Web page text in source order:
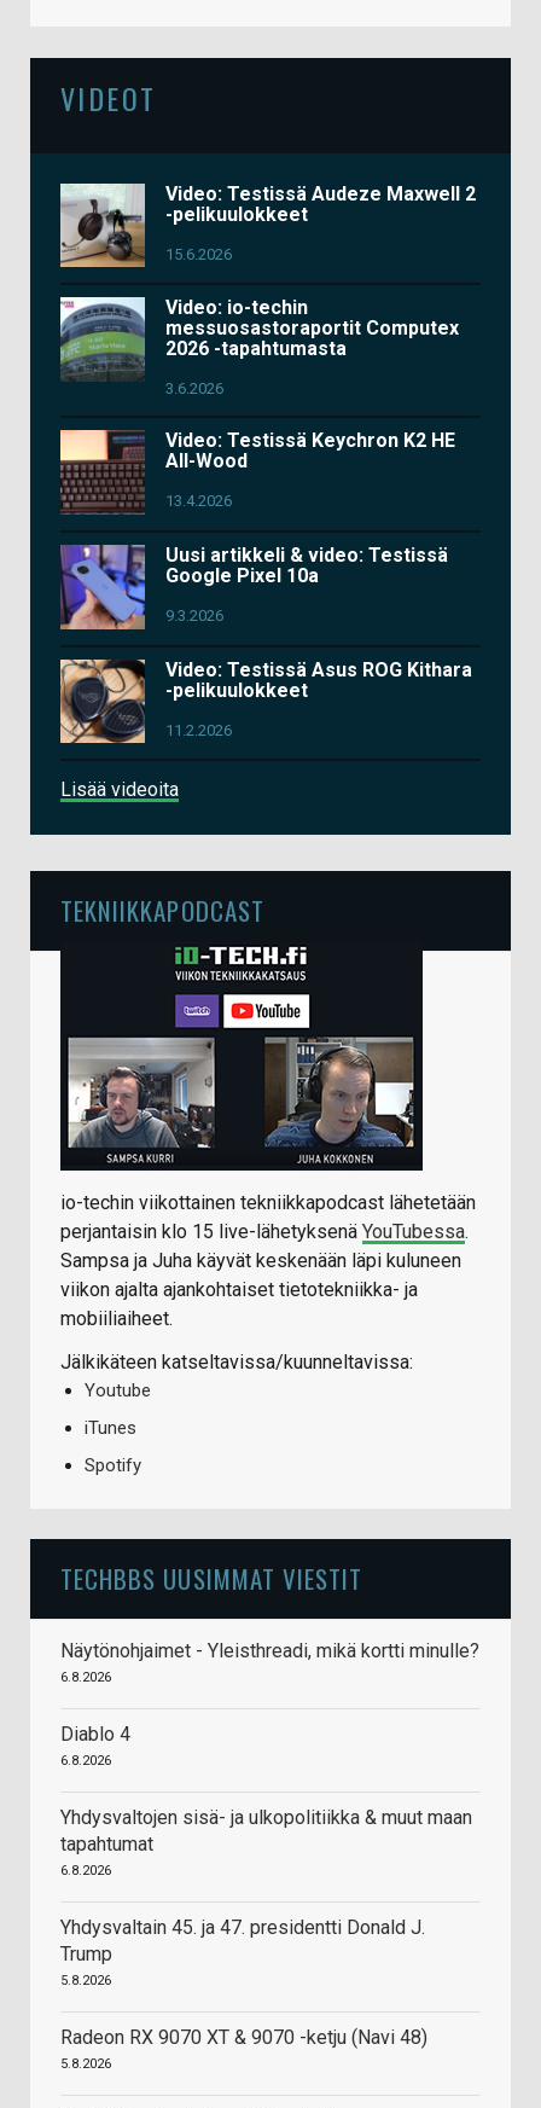
VIDEOT
Video: Testissä Audeze Maxwell 2
-pelikuulokkeet
15.6.2026
Video: io-techin
messuosastoraportit Computex
2026 -tapahtumasta
3.6.2026
Video: Testissä Keychron K2 HE
All-Wood
13.4.2026
Uusi artikkeli & video: Testissä
Google Pixel 10a
9.3.2026
Video: Testissä Asus ROG Kithara
-pelikuulokkeet
11.2.2026
Lisää videoita
TEKNIIKKAPODCAST
io-techin viikottainen tekniikkapodcast lähetetään
perjantaisin klo 15 live-lähetyksenä YouTubessa.
Sampsa ja Juha käyvät keskenään läpi kuluneen
viikon ajalta ajankohtaiset tietotekniikka- ja
mobiiliaiheet.
Jälkikäteen katseltavissa/kuunneltavissa:
Youtube
iTunes
Spotify
TECHBBS UUSIMMAT VIESTIT
Näytönohjaimet - Yleisthreadi, mikä kortti minulle?
6.8.2026
Diablo 4
6.8.2026
Yhdysvaltojen sisä- ja ulkopolitiikka & muut maan
tapahtumat
6.8.2026
Yhdysvaltain 45. ja 47. presidentti Donald J.
Trump
5.8.2026
Radeon RX 9070 XT & 9070 -ketju (Navi 48)
5.8.2026